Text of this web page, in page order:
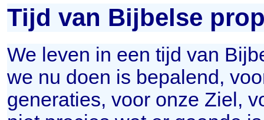
Tijd van Bijbelse
We leven in een tijd van
we nu doen is bepalend,
generaties, voor onze Ziel,